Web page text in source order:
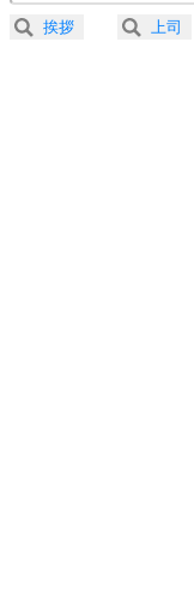
2.5倍速 （
3.0倍速 （
挨拶 上司